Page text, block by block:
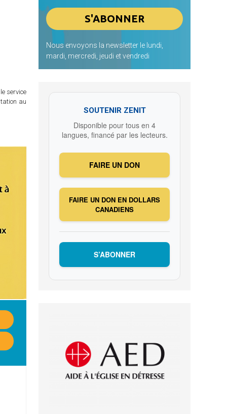
service
au
Nous envoyons la newsletter le lundi,
mardi, mercredi, jeudi et vendredi
SOUTENIR ZENIT
Disponible pour tous en 4
langues, financé par les lecteurs.
FAIRE UN DON
FAIRE UN DON EN DOLLARS
CANADIENS
S’ABONNER